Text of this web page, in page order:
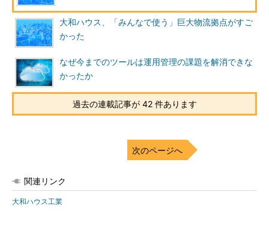
大和ハウス、「みんなで使う」巨大物流拠点がすご
かった
なぜ今までのツールは運用管理の課題を解消できな
かったか
過去の連載記事が 42 件あります
次のページへ
関連リンク
大和ハウス工業